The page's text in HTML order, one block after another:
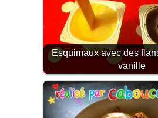
Esquimaux avec des
vanille